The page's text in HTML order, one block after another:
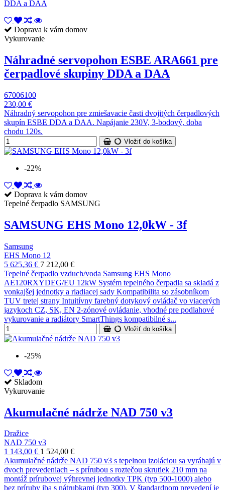
Doprava k vám domov
Vykurovanie
Náhradné servopohon ESBE ARA661 pre
čerpadlové skupiny DDA a DAA
67006100
230,00 €
Náhradný servopohon pre zmiešavacie časti dvojitých čerpadlových
skupín ESBE DDA a DAA. Napájanie 230V, 3-bodový, doba
chodu 120s.
Vložiť do košíka
-22%
Doprava k vám domov
Tepelné čerpadlo SAMSUNG
SAMSUNG EHS Mono 12,0kW - 3f
Samsung
EHS Mono 12
5 625,36 € 7 212,00 €
Tepelné čerpadlo vzduch/voda Samsung EHS Mono
AE120RXYDEG/EU 12kW Systém tepelného čerpadla sa skladá z
vonkajšej jednotky a riadiacej sady Kompatibilita so zásobníkom
TUV tretej strany Intuitívny farebný dotykový ovládač vo viacerých
jazykoch CZ, SK, EN 2-zónové ovládanie, vhodné pre podlahové
vykurovanie a radiátory SmartThings kompatibilné s...
Vložiť do košíka
-25%
Skladom
Vykurovanie
Akumulačné nádrže NAD 750 v3
Dražice
NAD 750 v3
1 143,00 € 1 524,00 €
Akumulačné nádrže NAD 750 v3 s tepelnou izoláciou sa vyrábajú v
dvoch prevedeniach – s prírubou s roztečou skrutiek 210 mm na
montáž prírubovej výhrevnej jednotky TPK (typ 500-1000) alebo
bez príruby iba s nátrubkami (typ 300). V štandardnom prevedení je